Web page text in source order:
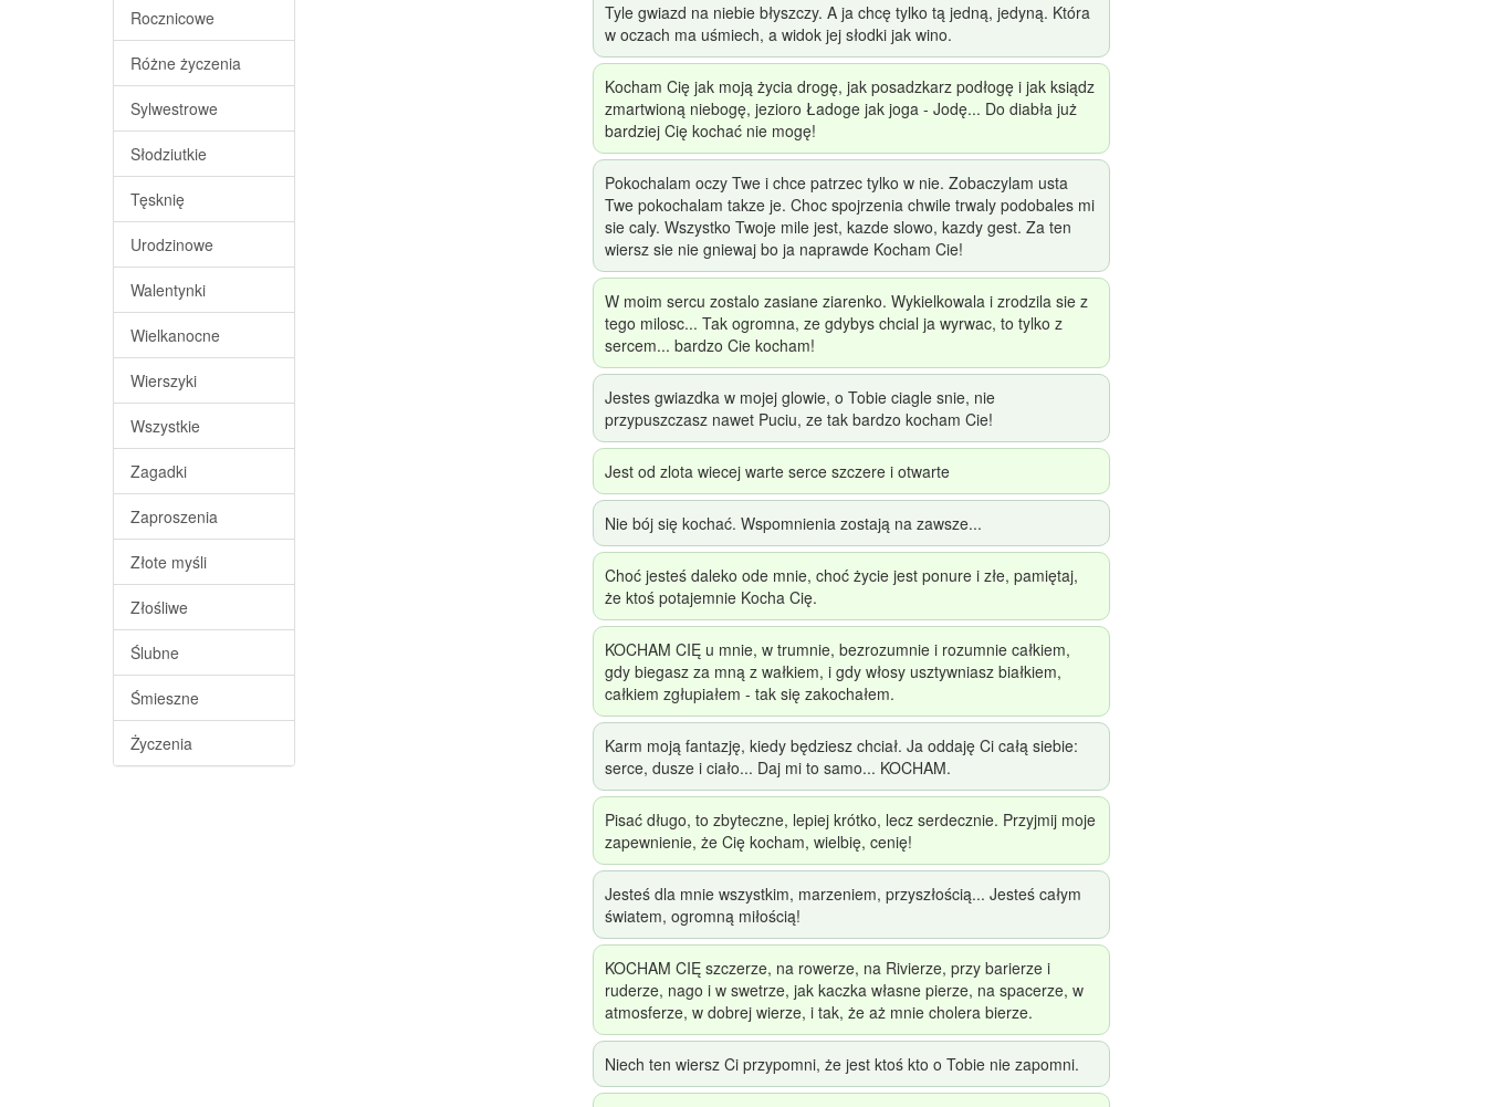
Rocznicowe
Różne życzenia
Sylwestrowe
Słodziutkie
Tęsknię
Urodzinowe
Walentynki
Wielkanocne
Wierszyki
Wszystkie
Zagadki
Zaproszenia
Złote myśli
Złośliwe
Ślubne
Śmieszne
Życzenia
Tyle gwiazd na niebie błyszczy. A ja chcę tylko tą jedną, jedyną. Która
w oczach ma uśmiech, a widok jej słodki jak wino.
Kocham Cię jak moją życia drogę, jak posadzkarz podłogę i jak ksiądz
zmartwioną niebogę, jezioro Ładoge jak joga - Jodę... Do diabła już
bardziej Cię kochać nie mogę!
Pokochalam oczy Twe i chce patrzec tylko w nie. Zobaczylam usta
Twe pokochalam takze je. Choc spojrzenia chwile trwaly podobales mi
sie caly. Wszystko Twoje mile jest, kazde slowo, kazdy gest. Za ten
wiersz sie nie gniewaj bo ja naprawde Kocham Cie!
W moim sercu zostalo zasiane ziarenko. Wykielkowala i zrodzila sie z
tego milosc... Tak ogromna, ze gdybys chcial ja wyrwac, to tylko z
sercem... bardzo Cie kocham!
Jestes gwiazdka w mojej glowie, o Tobie ciagle snie, nie
przypuszczasz nawet Puciu, ze tak bardzo kocham Cie!
Jest od zlota wiecej warte serce szczere i otwarte
Nie bój się kochać. Wspomnienia zostają na zawsze...
Choć jesteś daleko ode mnie, choć życie jest ponure i złe, pamiętaj,
że ktoś potajemnie Kocha Cię.
KOCHAM CIĘ u mnie, w trumnie, bezrozumnie i rozumnie całkiem,
gdy biegasz za mną z wałkiem, i gdy włosy usztywniasz białkiem,
całkiem zgłupiałem - tak się zakochałem.
Karm moją fantazję, kiedy będziesz chciał. Ja oddaję Ci całą siebie:
serce, dusze i ciało... Daj mi to samo... KOCHAM.
Pisać długo, to zbyteczne, lepiej krótko, lecz serdecznie. Przyjmij moje
zapewnienie, że Cię kocham, wielbię, cenię!
Jesteś dla mnie wszystkim, marzeniem, przyszłością... Jesteś całym
światem, ogromną miłością!
KOCHAM CIĘ szczerze, na rowerze, na Rivierze, przy barierze i
ruderze, nago i w swetrze, jak kaczka własne pierze, na spacerze, w
atmosferze, w dobrej wierze, i tak, że aż mnie cholera bierze.
Niech ten wiersz Ci przypomni, że jest ktoś kto o Tobie nie zapomni.